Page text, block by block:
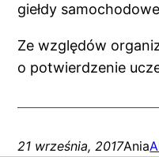
giełdy
Ze względów
o potwierdzenie
21 września, 2017Ania